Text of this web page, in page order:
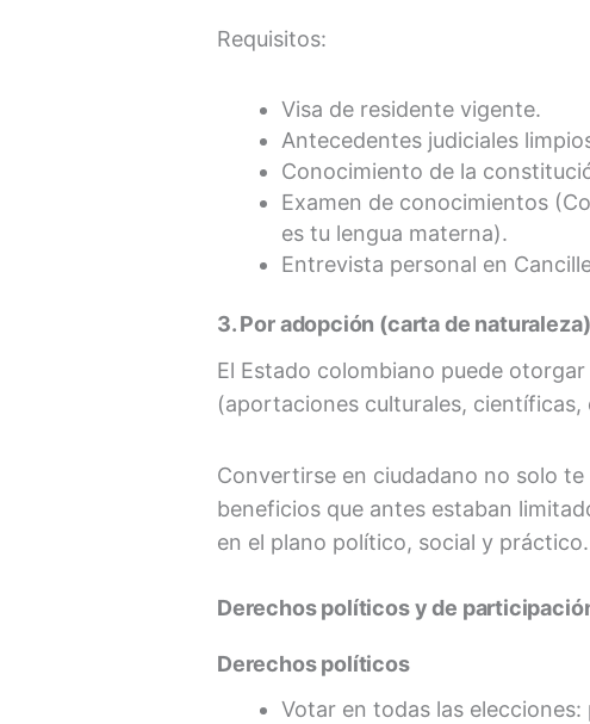
Requisitos:
Visa de residente vigente.
Antecedentes judiciales
Conocimiento de la
Examen de conocimientos
es tu lengua materna).
Entrevista personal en
3. Por adopción (carta de naturaleza)
El Estado colombiano puede
(aportaciones culturales,
Convertirse en ciudadano no solo
beneficios que antes estaban
en el plano político, social y práctico.
Derechos políticos y de
Derechos políticos
Votar en todas las